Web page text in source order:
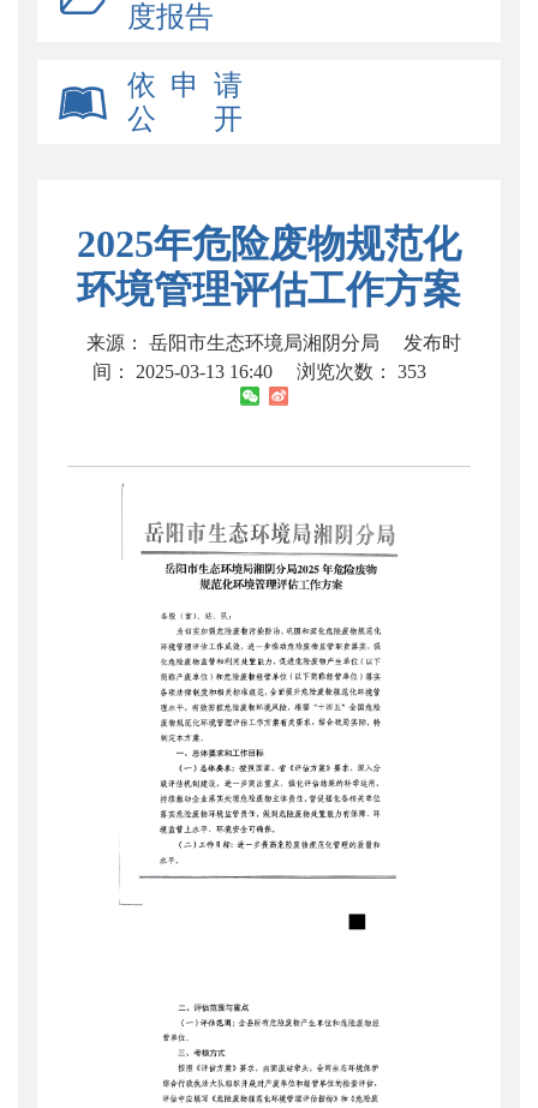
度报告
依 申 请
公 开
2025年危险废物规范化
环境管理评估工作方案
来源： 岳阳市生态环境局湘阴分局
发布时
间： 2025-03-13 16:40
浏览次数： 353